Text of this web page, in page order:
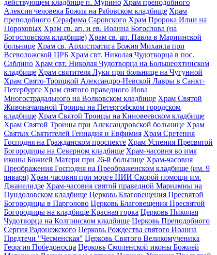
действующем кладбище п. Мурино Храм преподобного
Алексия человека Божия на Рябовском кладбище Храм
преподобного Серафима Саровского Храм Пророка Илии на
Пороховых Храм св. ап. и ев. Иоанна Богослова (на
Богословском кладбище) Храм св. ап. Павла в Мариинской
больнице Храм св. Архистратига Божия Михаила при
Всеволожской ЦРБ Храм свт. Николая Чудотворца в пос.
Саблино Храм свт. Николая Чудотворца на Большеохтинском
кладбище Храм святителя Луки при больнице на Чугунной
Храм Свято-Троицкой Александро-Невской Лавры в Санкт-
Петербурге Храм святого праведного Иова
Многострадального на Волковском кладбище Храм Святой
Живоначальной Троицы на Петергофском городском
кладбище Храм Святой Троицы на Киновеевском кладбище
Храм Святой Троицы при Александровской больнице Храм
Святых Святителей Геннадия и Евфимия Храм Сретения
Господня на Гражданском проспекте Храм Успения Пресвятой
Богородицы на Северном кладбище Храм-часовня во имя
иконы Божией Матери при 26-й больнице Храм-часовня
Преображения Господня на Преображенском кладбище (им. 9
января) Храм-часовня при морге НИИ Скорой помощи им.
Джанелидзе Храм-часовня святой праведной Мариамны на
Пундоловском кладбище Церковь Благовещения Пресвятой
Богородицы в Парголово Церковь Благовещения Пресвятой
Богородицы на кладбище Красная горка Церковь Николая
Чудотворца на Колпинском кладбище Церковь Преподобного
Сергия Радонежского Церковь Рождества святого Иоанна
Предтечи "Чесменская" Церковь Святого Великомученика
Георгия Победоносца Церковь Смоленской иконы Божией